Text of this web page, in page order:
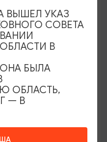
Елены
45
ВЫШЕЛ УКАЗ
СОВЕТА
В
БЫЛА
ОБЛАСТЬ,
— В